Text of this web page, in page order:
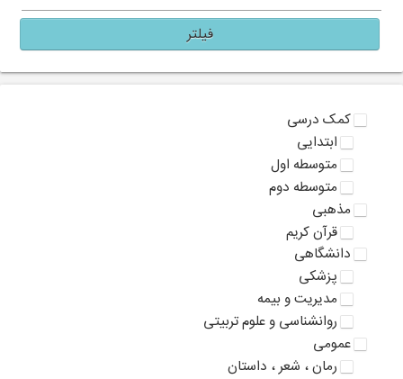
فیلتر
کمک درسی
ابتدایی
متوسطه اول
متوسطه دوم
مذهبی
قرآن کریم
دانشگاهی
پزشکی
مدیریت و بیمه
روانشناسی و علوم تربیتی
عمومی
رمان ، شعر ، داستان